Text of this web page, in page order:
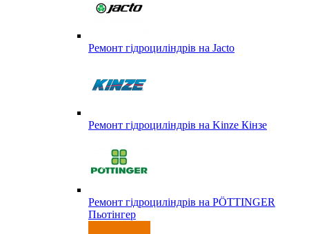
Ремонт гідроциліндрів на Jacto
Ремонт гідроциліндрів на Kinze Кінзе
Ремонт гідроциліндрів на PÖTTINGER
Пьотінгер